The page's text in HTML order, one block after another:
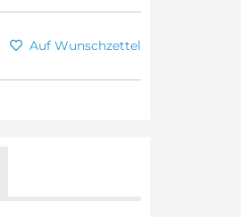
Auf Wunschzettel